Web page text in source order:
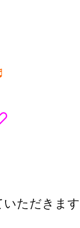
ただきま